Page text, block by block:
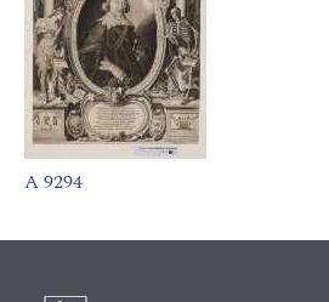
A 9294